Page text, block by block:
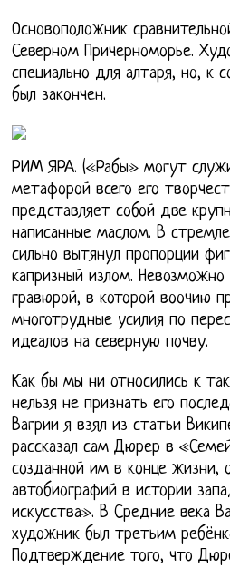
Основоположник
Северном Причерноморье.
специально для алтаря, но, к
был закончен.
РИМ ЯРА. («Рабы» могут
метафорой всего его
представляет собой две
написанные маслом. В
сильно вытянул пропорции
капризный излом. Невозможно
гравюрой, в которой воочию
многотрудные усилия по
идеалов на северную почву.
Как бы мы ни относились к
нельзя не признать его
Вагрии я взял из статьи
рассказал сам Дюрер в
созданной им в конце жизни,
автобиографий в истории
искусства». В Средние века
художник был третьим
Подтверждение того, что